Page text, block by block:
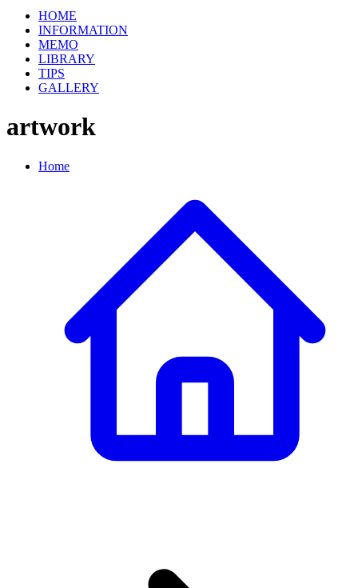
HOME
INFORMATION
MEMO
LIBRARY
TIPS
GALLERY
artwork
Home